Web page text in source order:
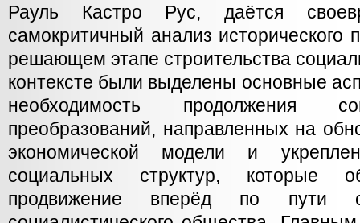
Рауль Кастро Рус, даётся
самокритичный анализ исторического
решающем этапе строительства
контексте были выделены основные
необходимость продолжения
преобразований, направленных на
экономической модели и
социальных структур, которые
продвижение вперёд по пути